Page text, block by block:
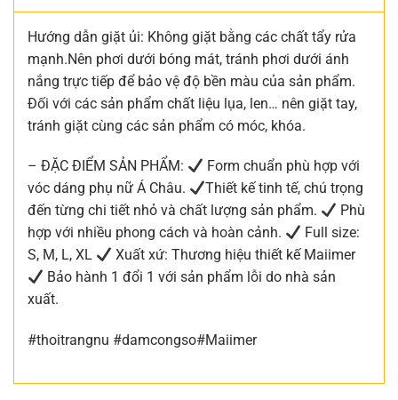
Hướng dẫn giặt ủi: Không giặt bằng các chất tẩy rửa
mạnh.Nên phơi dưới bóng mát, tránh phơi dưới ánh
nắng trực tiếp để bảo vệ độ bền màu của sản phẩm.
Đối với các sản phẩm chất liệu lụa, len… nên giặt tay,
tránh giặt cùng các sản phẩm có móc, khóa.
– ĐẶC ĐIỂM SẢN PHẨM:
Form chuẩn phù hợp với
vóc dáng phụ nữ Á Châu.
Thiết kế tinh tế, chú trọng
đến từng chi tiết nhỏ và chất lượng sản phẩm.
Phù
hợp với nhiều phong cách và hoàn cảnh.
Full size:
S, M, L, XL
Xuất xứ: Thương hiệu thiết kế Maiimer
Bảo hành 1 đổi 1 với sản phẩm lỗi do nhà sản
xuất.
#thoitrangnu #damcongso#Maiimer